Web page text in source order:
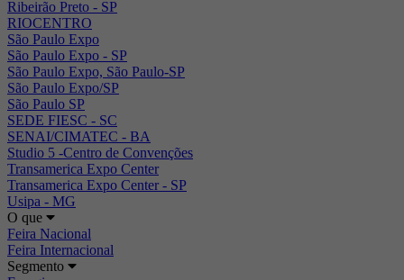
Ribeirão Preto - SP
RIOCENTRO
São Paulo Expo
São Paulo Expo - SP
São Paulo Expo, São Paulo-SP
São Paulo Expo/SP
São Paulo SP
SEDE FIESC - SC
SENAI/CIMATEC - BA
Studio 5 -Centro de Convenções
Transamerica Expo Center
Transamerica Expo Center - SP
Usipa - MG
O que
Feira Nacional
Feira Internacional
Segmento